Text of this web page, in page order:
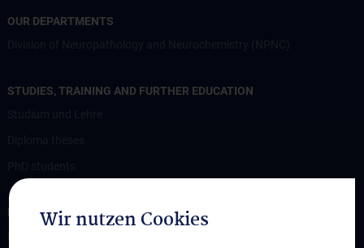
OUR DEPARTMENTS
STUDIES, TRAINING AND FURTHER EDUCATION
RESEARCHWir nutzen Cookies